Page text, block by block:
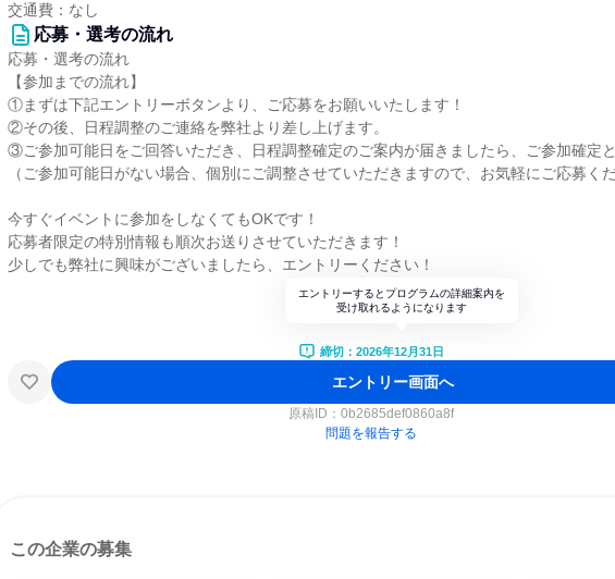
交通費：なし
応募・選考の流れ
応募・選考の流れ
【参加までの流れ】
①まずは下記エントリーボタンより、ご応募をお願いいたします！
②その後、日程調整のご連絡を弊社より差し上げます。
③ご参加可能日をご回答いただき、日程調整確定のご案内が届きましたら、ご参加確定と
（ご参加可能日がない場合、個別にご調整させていただきますので、お気軽にご応募くだ
今すぐイベントに参加をしなくてもOKです！
応募者限定の特別情報も順次お送りさせていただきます！
少しでも弊社に興味がございましたら、エントリーください！
エントリーするとプログラムの詳細案内を
受け取れるようになります
締切：2026年12月31日
エントリー画面へ
原稿ID： 0b2685def0860a8f
問題を報告する
この企業の募集